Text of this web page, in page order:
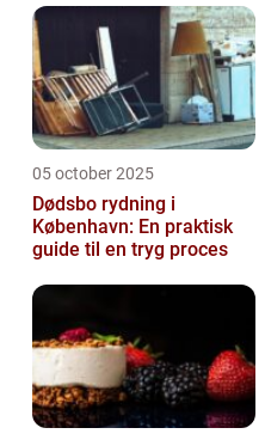
05 october 2025
Dødsbo rydning i
København: En praktisk
guide til en tryg proces